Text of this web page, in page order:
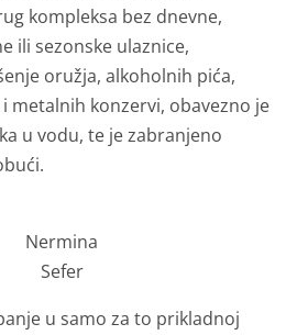
kompleksa bez dnevne,
ili sezonske ulaznice,
oružja, alkoholnih pića,
metalnih konzervi, obavezno je
u vodu, te je zabranjeno
Nermina
Sefer
u samo za to prikladnoj